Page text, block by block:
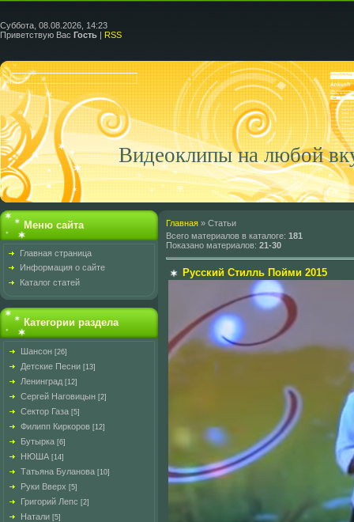
Суббота, 08.08.2026, 14:23
Приветствую Вас Гость | RSS
Видеоклипы на любой
Меню сайта
Главная страница
Информация о сайте
Каталог статей
Категории раздела
Шансон [26]
Детские Песни [13]
Ленинград [12]
Сергей Наговицын [2]
Сектор Газа [5]
Филипп Киркоров [12]
Бутырка [6]
НЮША [14]
Татьяна Буланова [10]
Руки Вверх [5]
Григорий Лепс [2]
Натали [5]
Главная » Статьи
Всего материалов в каталоге: 181
Показано материалов: 21-30
Русский Стилль Пойми 2015